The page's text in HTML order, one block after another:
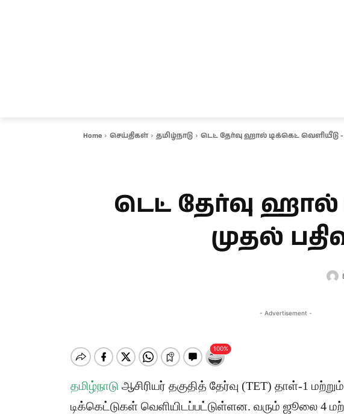
Home செய்திகள் தமிழ்நாடு டெட் தேர்வு ஹால் டிக்கெட்
டெட் தேர்வு
முதல்
- Advertisement -
தமிழ்நாடு ஆசிரியர் தகுதித் தேர்வு (TET) தாள்-1
டிக்கெட்டுகள் வெளியிடப்பட்டுள்ளன. வரும் ஜூலை 4